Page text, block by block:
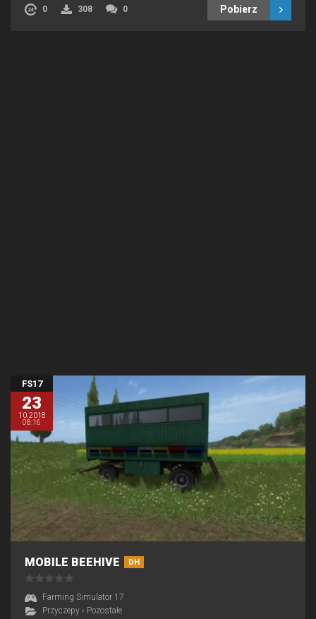
0 308 0 Pobierz
FS17
23
10.2018
08:16
MOBILE BEEHIVE DH
Farming Simulator 17
Przyczepy › Pozostałe